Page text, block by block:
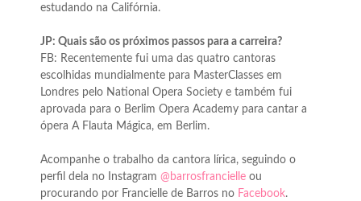
estudando na Califórnia.
JP: Quais são os próximos passos para a carreira?
FB: Recentemente fui uma das quatro cantoras
escolhidas mundialmente para MasterClasses em
Londres pelo National Opera Society e também fui
aprovada para o Berlim Opera Academy para cantar a
ópera A Flauta Mágica, em Berlim.
Acompanhe o trabalho da cantora lírica, seguindo o
perfil dela no Instagram @barrosfrancielle ou
procurando por Francielle de Barros no Facebook.